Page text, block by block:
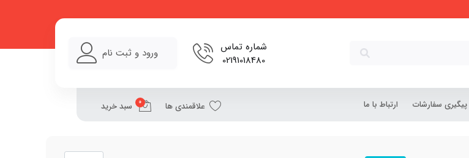
شماره تماس
02191018480
ورود و ثبت نام
پیگیری سفارشات ارتباط با ما علاقمندی ها 0 سبد خرید